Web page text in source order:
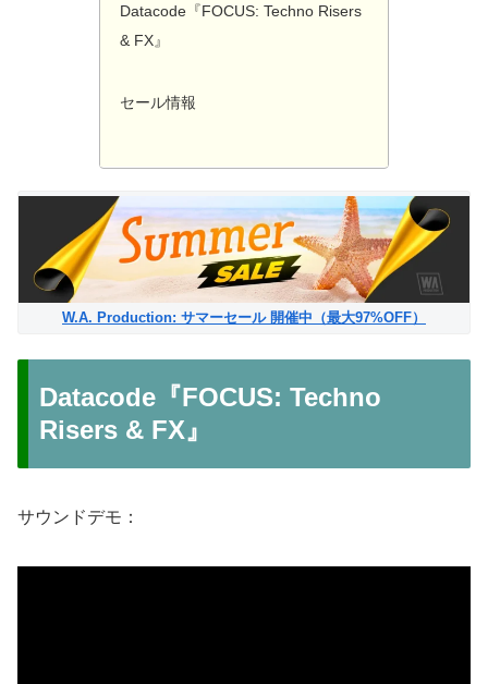
Datacode『FOCUS: Techno Risers
& FX』
セール情報
W.A. Production: サマーセール 開催中（最大97%OFF）
Datacode『FOCUS: Techno
Risers & FX』
サウンドデモ：